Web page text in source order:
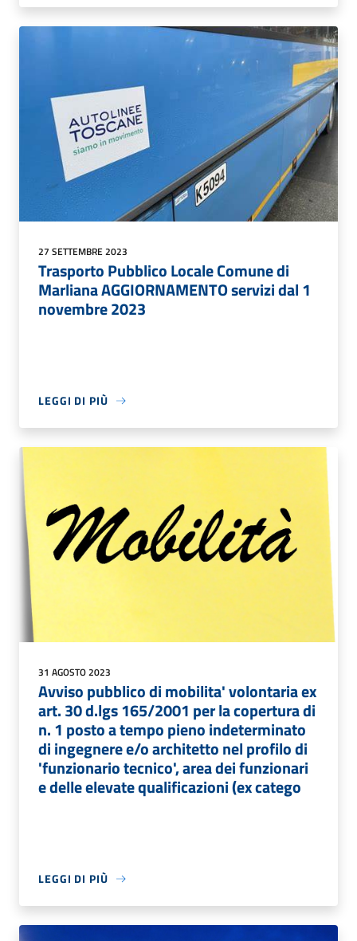
27 SETTEMBRE 2023
Trasporto Pubblico Locale Comune di
Marliana AGGIORNAMENTO servizi dal 1
novembre 2023
LEGGI DI PIÙ
31 AGOSTO 2023
Avviso pubblico di mobilita' volontaria ex
art. 30 d.lgs 165/2001 per la copertura di
n. 1 posto a tempo pieno indeterminato
di ingegnere e/o architetto nel profilo di
'funzionario tecnico', area dei funzionari
e delle elevate qualificazioni (ex catego
LEGGI DI PIÙ